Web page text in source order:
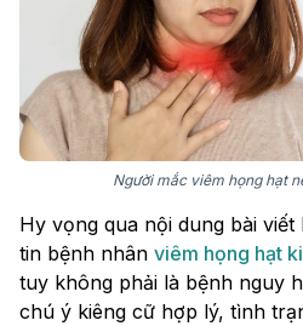
Người mắc viêm họng hạt
Hy vọng qua nội dung bài
tin bệnh nhân viêm họng hạt
tuy không phải là bệnh nguy
chú ý kiêng cữ hợp lý, tình